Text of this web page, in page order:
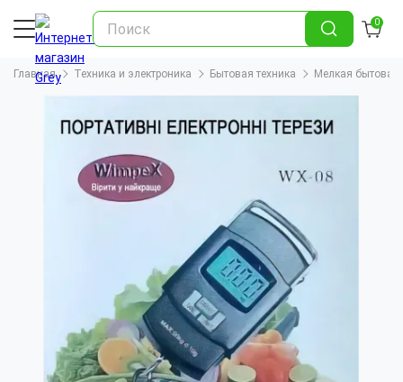
0
Главная Техника и электроника Бытовая техника Мелкая бытовая